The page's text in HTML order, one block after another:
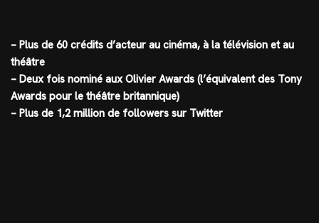
– Plus de 60 crédits d’acteur au cinéma, à la télévision et au
théâtre
– Deux fois nominé aux Olivier Awards (l’équivalent des Tony
Awards pour le théâtre britannique)
– Plus de 1,2 million de followers sur Twitter